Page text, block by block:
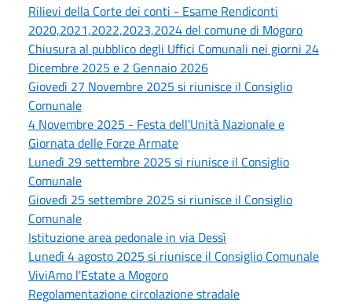
Rilievi della Corte dei conti - Esame Rendiconti
2020,2021,2022,2023,2024 del comune di Mogoro
Chiusura al pubblico degli Uffici Comunali nei giorni 24
Dicembre 2025 e 2 Gennaio 2026
Giovedì 27 Novembre 2025 si riunisce il Consiglio
Comunale
4 Novembre 2025 - Festa dell'Unità Nazionale e
Giornata delle Forze Armate
Lunedì 29 settembre 2025 si riunisce il Consiglio
Comunale
Giovedì 25 settembre 2025 si riunisce il Consiglio
Comunale
Istituzione area pedonale in via Dessì
Lunedì 4 agosto 2025 si riunisce il Consiglio Comunale
ViviAmo l'Estate a Mogoro
Regolamentazione circolazione stradale